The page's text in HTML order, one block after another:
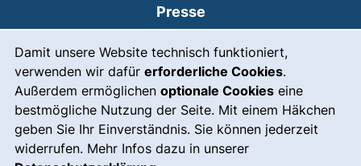
Damit unsere Website technisch funktioniert,
verwenden wir dafür erforderliche Cookies.
Außerdem ermöglichen optionale Cookies eine
bestmögliche Nutzung der Seite. Mit einem Häkchen
geben Sie Ihr Einverständnis. Sie können jederzeit
widerrufen. Mehr Infos dazu in unserer
Presse
Leichte Sprache
Gebärdensprache
Notfall(externer Link, öffnet